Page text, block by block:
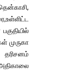
முருகா